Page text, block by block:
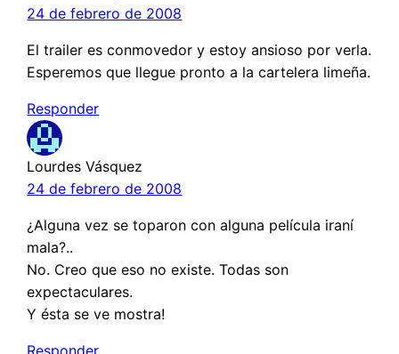
24 de febrero de 2008
El trailer es conmovedor y estoy ansioso por verla.
Esperemos que llegue pronto a la cartelera limeña.
Responder
Lourdes Vásquez
24 de febrero de 2008
¿Alguna vez se toparon con alguna película iraní
mala?..
No. Creo que eso no existe. Todas son
expectaculares.
Y ésta se ve mostra!
Responder